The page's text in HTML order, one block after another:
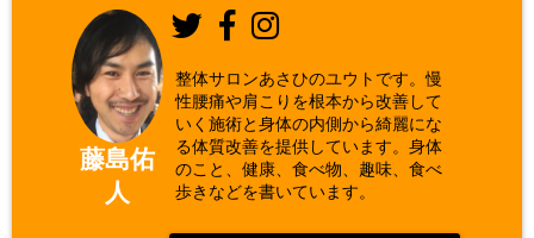
藤島佑
人
整体サロンあさひのユウトです。慢
性腰痛や肩こりを根本から改善して
いく施術と身体の内側から綺麗にな
る体質改善を提供しています。身体
のこと、健康、食べ物、趣味、食べ
歩きなどを書いています。